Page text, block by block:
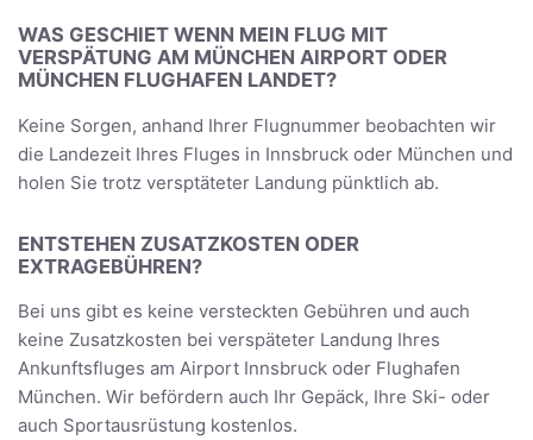
WAS GESCHIET WENN MEIN FLUG MIT
VERSPÄTUNG AM MÜNCHEN AIRPORT ODER
MÜNCHEN FLUGHAFEN LANDET?
Keine Sorgen, anhand Ihrer Flugnummer beobachten wir
die Landezeit Ihres Fluges in Innsbruck oder München und
holen Sie trotz versptäteter Landung pünktlich ab.
ENTSTEHEN ZUSATZKOSTEN ODER
EXTRAGEBÜHREN?
Bei uns gibt es keine versteckten Gebühren und auch
keine Zusatzkosten bei verspäteter Landung Ihres
Ankunftsfluges am Airport Innsbruck oder Flughafen
München. Wir befördern auch Ihr Gepäck, Ihre Ski- oder
auch Sportausrüstung kostenlos.